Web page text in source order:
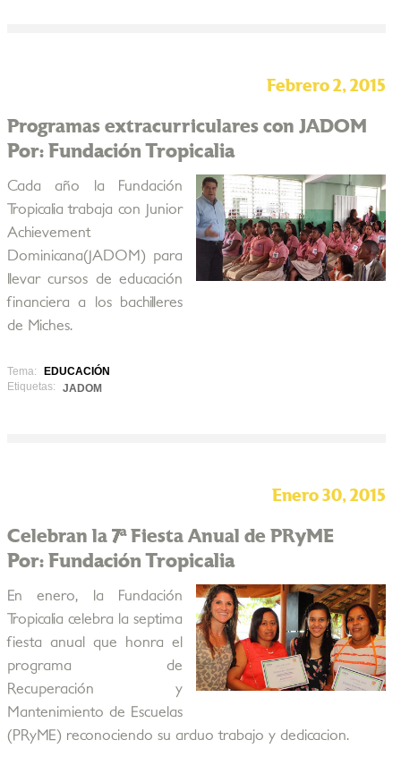
Febrero 2, 2015
Programas extracurriculares con JADOM
Por: Fundación Tropicalia
Cada año la Fundación
Tropicalia trabaja con Junior
Achievement
Dominicana(JADOM) para
llevar cursos de educación
financiera a los bachilleres
de Miches.
Tema:
EDUCACIÓN
Etiquetas:
JADOM
Enero 30, 2015
Celebran la 7ª Fiesta Anual de PRyME
Por: Fundación Tropicalia
En enero, la Fundación
Tropicalia celebra la septima
fiesta anual que honra el
programa de
Recuperación y
Mantenimiento de Escuelas
(PRyME) reconociendo su arduo trabajo y dedicacion.